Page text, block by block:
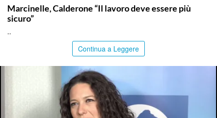
Marcinelle, Calderone “Il lavoro deve essere più
sicuro”
..
Continua a Leggere